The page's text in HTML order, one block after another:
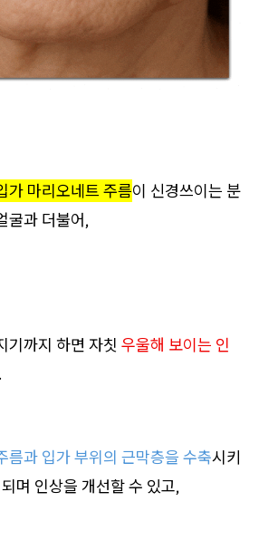
가 마리오네트 주름이 신경쓰이는 분
굴과 더불어,
기까지 하면 자칫 우울해 보이는 인
름과 입가부위의 근막층을 수축시키
되며 인상을 개선할 수 있고,